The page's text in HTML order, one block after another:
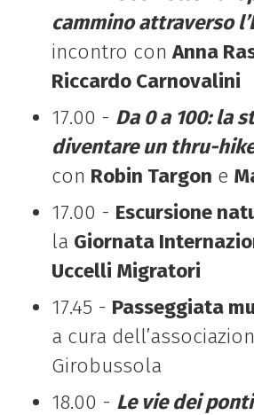
cammino attraverso
incontro conAnna
Riccardo Carnovalini
17.00 - Da 0 a 100: la
diventare un thru-
con Robin Targon e
17.00 - Escursione
la Giornata
Uccelli Migratori
17.45 - Passeggiata
a cura
Girobussola
18.00 - Le vie deiponti